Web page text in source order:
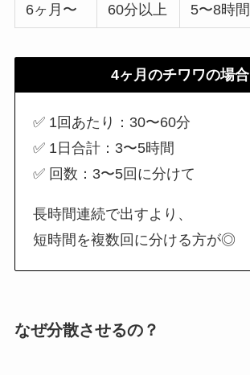
6ヶ月〜 60分以上 5〜8時間
4ヶ月のチワワの場合
✅ 1回あたり：30〜60分
✅ 1日合計：3〜5時間
✅ 回数：3〜5回に分けて
長時間連続で出すより、
短時間を複数回に分ける方が◎
なぜ分散させるの？